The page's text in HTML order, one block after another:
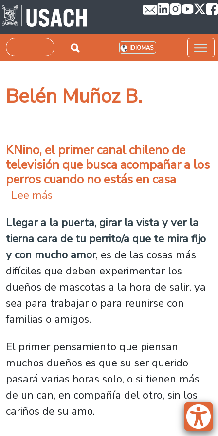
Pasar al contenido principal
Buscar IDIOMAS
Belén Muñoz B.
KNino, el primer canal chileno de
televisión que busca acompañar a los
perros cuando no estás en casa
Lee más
Llegar a la puerta, girar la vista y ver la
tierna cara de tu perrito/a que te mira fijo
y con mucho amor, es de las cosas más
difíciles que deben experimentar los
dueños de mascotas a la hora de salir, ya
sea para trabajar o para reunirse con
familias o amigos.
El primer pensamiento que piensan
muchos dueños es que su ser querido
pasará varias horas solo, o si tienen más
de un can, en compañía del otro, sin los
cariños de su amo.